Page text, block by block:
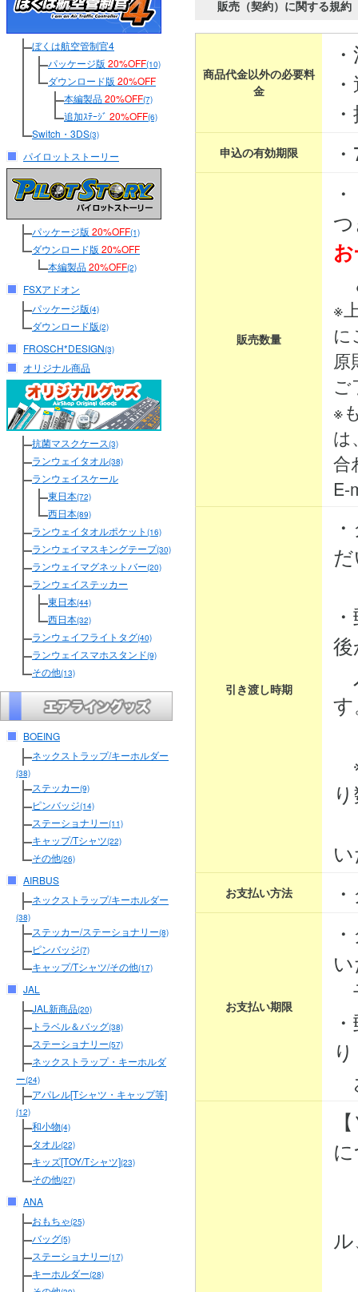
ぼくは航空管制官4
パッケージ版 20%OFF(10)
ダウンロード版 20%OFF
本編製品20%OFF(7)
追加ｽﾃｰｼﾞ 20%OFF(6)
Switch・3DS(3)
パイロットストーリー
パッケージ版 20%OFF(1)
ダウンロード版 20%OFF
本編製品20%OFF(2)
FSXアドオン
パッケージ版(4)
ダウンロード版(2)
FROSCH*DESIGN(3)
オリジナル商品
抗菌マスクケース(3)
ランウェイタオル(38)
ランウェイスケール
東日本(72)
西日本(89)
ランウェイタオルポケット (16)
ランウェイマスキングテープ(30)
ランウェイマグネットバー(20)
ランウェイステッカー
東日本(44)
西日本(32)
ランウェイフライトタグ(40)
ランウェイスマホスタンド(9)
その他(13)
BOEING
ネックストラップ/キーホルダー
(38)
ステッカー(9)
ピンバッジ(14)
ステーショナリー(11)
キャップ/Tシャツ(22)
その他(26)
AIRBUS
ネックストラップ/キーホルダー
(38)
ステッカー/ステーショナリー(8)
ピンバッジ(7)
キャップ/Tシャツ/その他(17)
JAL
JAL新商品(20)
トラベル＆バッグ(38)
ステーショナリー(57)
ネックストラップ・キーホルダ
ー(24)
アパレル[Tシャツ・キャップ等]
(12)
和小物(4)
タオル(22)
キッズ[TOY/Tシャツ](23)
その他(27)
ANA
おもちゃ(25)
バッグ(5)
ステーショナリー(17)
キーホルダー(28)
販売（契約）に関する規約
商品代金以外の必要料
金
申込の有効期限
販売数量
※
に
原
ご
※
は
合
E-
引き渡し時期
お支払い方法
お支払い期限